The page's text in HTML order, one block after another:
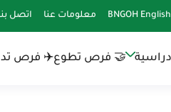
BNGOH English معلومات عنا اتصل
🤝 فرص تطوع✈️ فرص